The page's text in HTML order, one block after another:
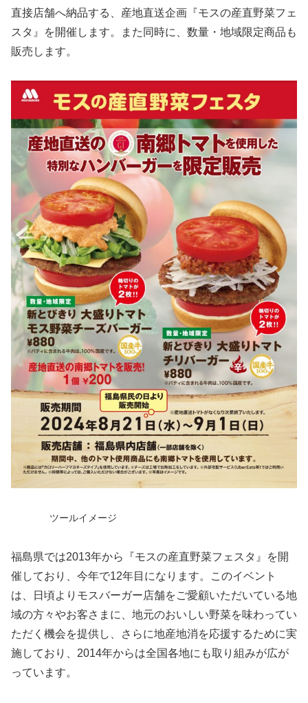
直接店舗へ納品する、産地直送企画『モスの産直野菜フェ
スタ』を開催します。また同時に、数量・地域限定商品も
販売します。
ツールイメージ
福島県では2013年から『モスの産直野菜フェスタ』を開
催しており、今年で12年目になります。このイベント
は、日頃よりモスバーガー店舗をご愛顧いただいている地
域の方々やお客さまに、地元のおいしい野菜を味わってい
ただく機会を提供し、さらに地産地消を応援するために実
施しており、2014年からは全国各地にも取り組みが広が
っています。